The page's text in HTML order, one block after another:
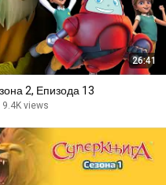
26:41
2, Епизода 13
9.4K views